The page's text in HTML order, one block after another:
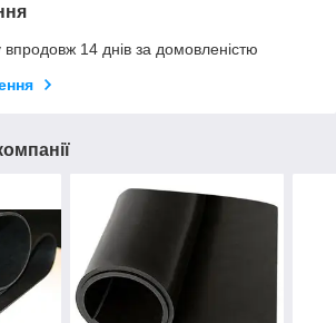
14 днів за домовленістю